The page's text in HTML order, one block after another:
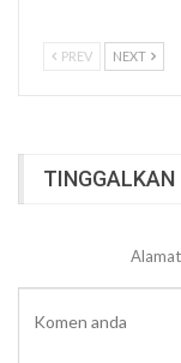
PREV NEXT
TINGGALKAN